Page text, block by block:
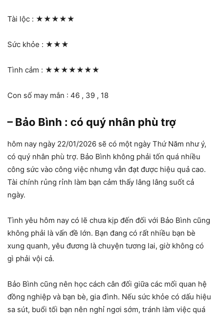
Tài lộc : ★★★★★
Sức khỏe : ★★★
Tình cảm : ★★★★★★★
Con số may mắn : 46 , 39 , 18
– Bảo Bình : có quý nhân phù trợ
hôm nay ngày 22/01/2026 sẽ có một ngày Thứ Năm như ý,
có quý nhân phù trợ. Bảo Bình không phải tốn quá nhiều
công sức vào công việc nhưng vẫn đạt được hiệu quả cao.
Tài chính rủng rỉnh làm bạn cảm thấy lâng lâng suốt cả
ngày.
Tình yêu hôm nay có lẽ chưa kịp đến đối với Bảo Bình cũng
không phải là vấn đề lớn. Bạn đang có rất nhiều bạn bè
xung quanh, yêu đương là chuyện tương lai, giờ không có
gì phải vội cả.
Bảo Bình cũng nên học cách cân đối giữa các mối quan hệ
đồng nghiệp và bạn bè, gia đình. Nếu sức khỏe có dấu hiệu
sa sút, buổi tối bạn nên nghỉ ngơi sớm, tránh làm việc quá